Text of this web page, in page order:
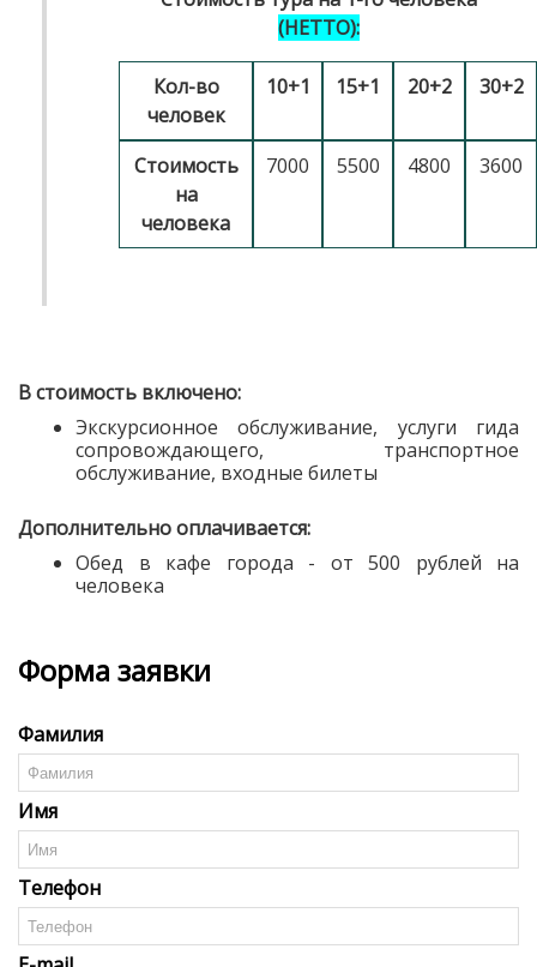
(НЕТТО):
Кол-во
человек
10+1 15+1 20+2 30+2
Стоимость
на
человека
7000 5500 4800 3600
В стоимость включено:
Экскурсионное обслуживание, услуги гида
сопровождающего, транспортное
обслуживание, входные билеты
Дополнительно оплачивается:
Обед в кафе города - от 500 рублей на
человека
Форма заявки
Фамилия
Имя
Телефон